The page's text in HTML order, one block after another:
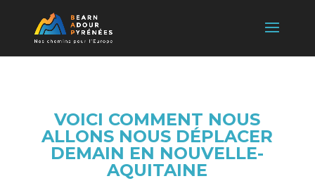
VOICI COMMENT NOUS
ALLONS NOUS DÉPLACER
DEMAIN EN NOUVELLE-
AQUITAINE